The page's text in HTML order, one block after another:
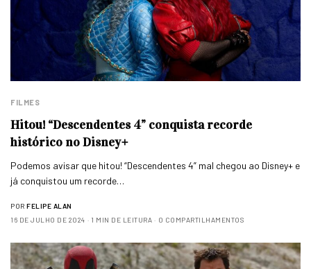
FILMES
Hitou! “Descendentes 4” conquista recorde
histórico no Disney+
Podemos avisar que hitou! “Descendentes 4” mal chegou ao Disney+ e
já conquistou um recorde…
POR FELIPE ALAN
16 DE JULHO DE 2024
1 MIN DE LEITURA 0 COMPARTILHAMENTOS